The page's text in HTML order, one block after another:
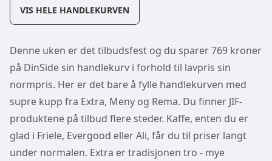
VIS HELE HANDLEKURVEN
Denne uken er det tilbudsfest og du sparer 769 kroner
på DinSide sin handlekurv i forhold til lavpris sin
normpris. Her er det bare å fylle handlekurven med
supre kupp fra Extra, Meny og Rema. Du finner JIF-
produktene på tilbud flere steder. Kaffe, enten du er
glad i Friele, Evergood eller Ali, får du til priser langt
under normalen. Extra er tradisjonen tro - mye